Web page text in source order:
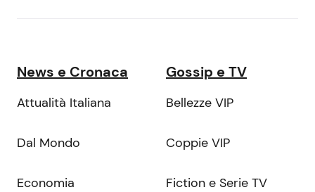
News e Cronaca
Attualità Italiana
Dal Mondo
Economia
Gossip e TV
Bellezze VIP
Coppie VIP
Fiction e Serie TV